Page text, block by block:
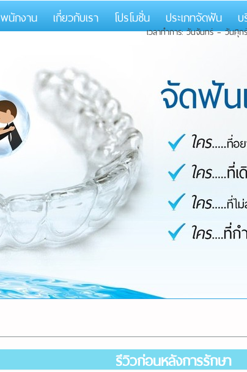
พนักงาน เกี่ยวกับเรา โปรโมชั่น ประเภทจัดฟัน
เวลาทำการ: วันจันทร์ – วันศุ
รีวิวก่อนหลังการรักษา